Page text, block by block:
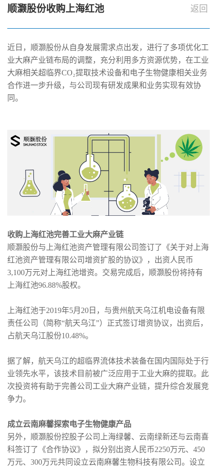
顺灏股份收购上海红池 返回
近日，顺灏股份从自身发展需求点出发，进行了多项优化工
业大麻产业链布局的调整，充分利用多方资源优势，在工业
大麻相关超临界CO₂提取技术设备和电子生物健康相关业务
合作进一步升级，与公司现有研发成果和业务实现有效协
同。
收购上海红池完善工业大麻产业链
顺灏股份与上海红池资产管理有限公司签订了《关于对上海
红池资产管理有限公司增资扩股的协议》，出资人民币
3,100万元对上海红池增资。交易完成后，顺灏股份将持有
上海红池96.88%股权。
上海红池于2019年5月20日，与贵州航天乌江机电设备有限
责任公司（简称“航天乌江”）正式签订增资协议，出资后，
占航天乌江股份10.48%。
据了解，航天乌江的超临界流体技术装备在国内国际处于行
业领先水平，该技术目前被广泛应用于工业大麻的提取。此
次投资将有助于完善公司工业大麻产业链，提升综合发展竞
争力。
成立云南麻馨探索电子生物健康产品
另外，顺灏股份控股子公司上海绿馨、云南绿新还与云南喜
科签订了《合作协议》，拟分别出资人民币2250万元、450
万元、300万元共同设立云南麻馨生物科技有限公司。设立